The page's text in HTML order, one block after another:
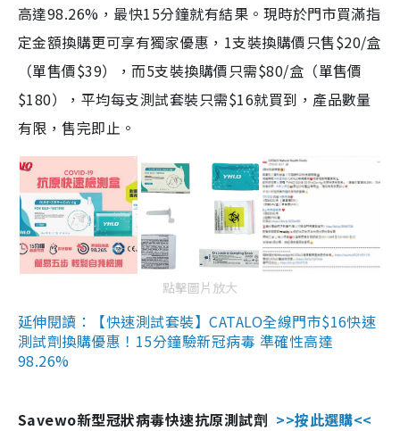
高達98.26%，最快15分鐘就有結果。現時於門市買滿指
定金額換購更可享有獨家優惠，1支裝換購價只售$20/盒
（單售價$39），而5支裝換購價只需$80/盒（單售價
$180），平均每支測試套裝只需$16就買到，產品數量
有限，售完即止。
點擊圖片放大
延伸閱讀：【快速測試套裝】CATALO全線門市$16快速
測試劑換購優惠！15分鐘驗新冠病毒 準確性高達
98.26%
Savewo新型冠狀病毒快速抗原測試劑 >>按此選購<<